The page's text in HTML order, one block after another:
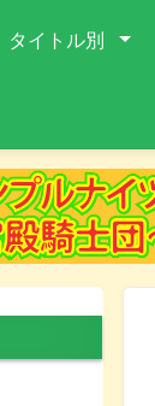
タイトル別